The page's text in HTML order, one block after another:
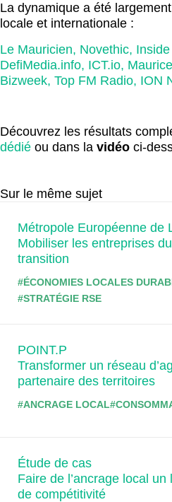
La dynamique a été
locale et internationale :
Le Mauricien, Novethic,
DefiMedia.info, ICT.io,
Bizweek, Top FM Radio, ION
Découvrez les résultats
dédié ou dans la vidéo ci-
Sur le même sujet
Métropole Européenne de
Mobiliser les entreprises
transition
#ÉCONOMIES LOCALES
#STRATÉGIE RSE
POINT.P
Transformer un réseau
partenaire des territoires
#ANCRAGE LOCAL
Étude de cas
Faire de l’ancrage local
de compétitivité